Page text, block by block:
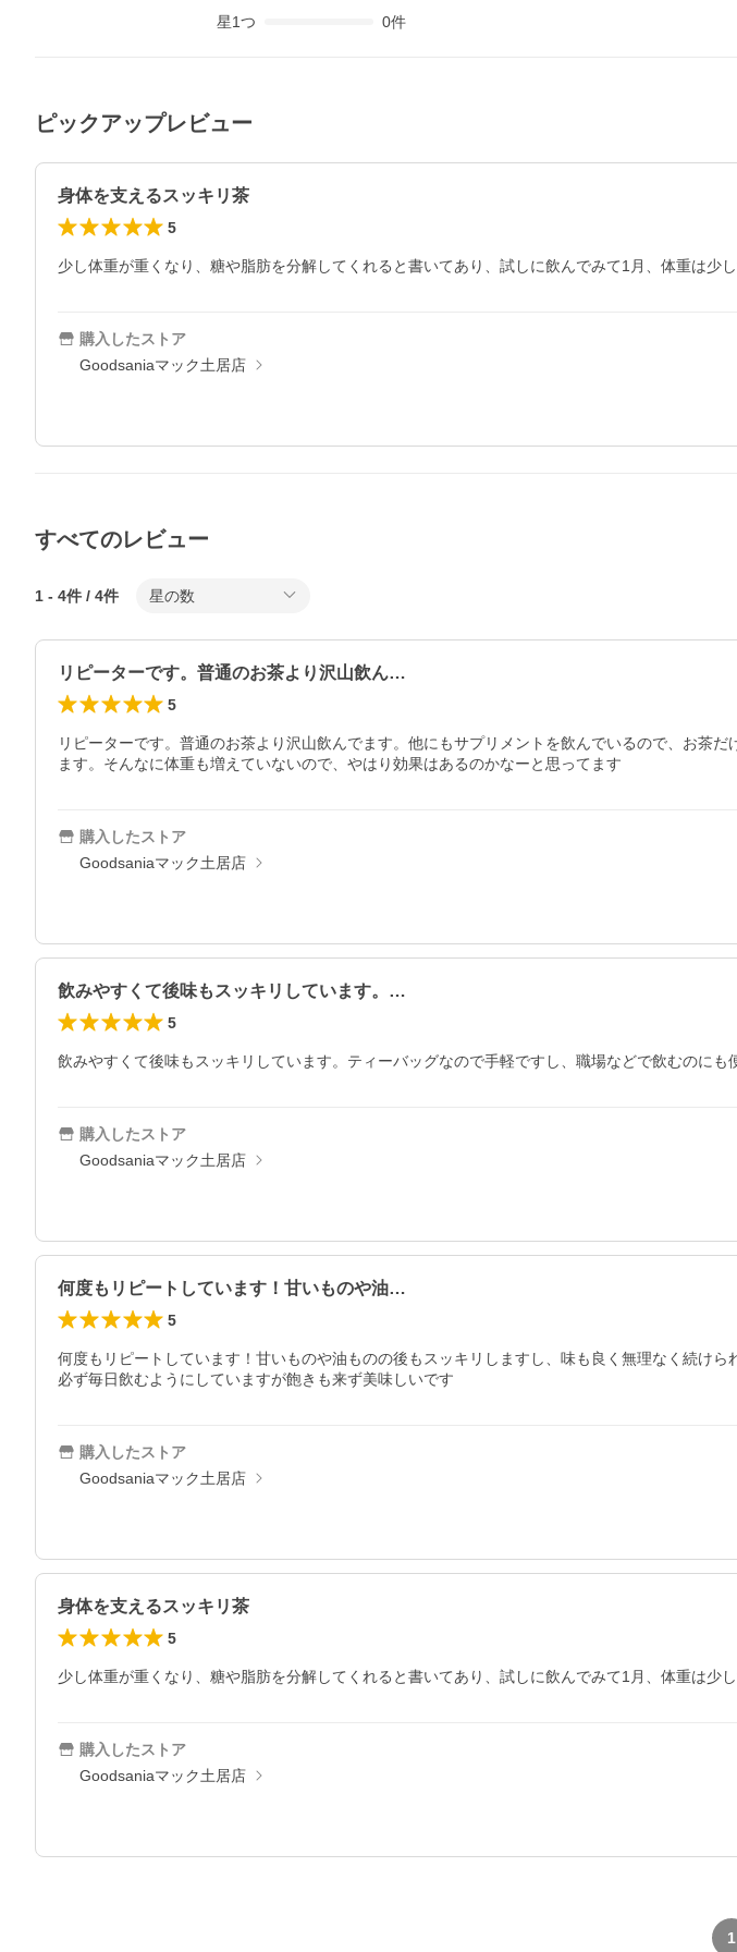
星1つ 0件
ピックアップレビュー
身体を支えるスッキリ茶
5
少し体重が重くなり、糖や脂肪を分解してくれると書いてあり、試しに飲んでみて1月、体重は少
購入したストア
Goodsaniaマック土居店
すべてのレビュー
1 - 4件 / 4件 星の数
リピーターです。普通のお茶より沢山飲ん…
5
リピーターです。普通のお茶より沢山飲んでます。他にもサプリメントを飲んでいるので、お茶
ます。そんなに体重も増えていないので、やはり効果はあるのかなーと思ってます
購入したストア
Goodsaniaマック土居店
飲みやすくて後味もスッキリしています。…
5
飲みやすくて後味もスッキリしています。ティーバッグなので手軽ですし、職場などで飲むのに
購入したストア
Goodsaniaマック土居店
何度もリピートしています！甘いものや油…
5
何度もリピートしています！甘いものや油ものの後もスッキリしますし、味も良く無理なく続けら
必ず毎日飲むようにしていますが飽きも来ず美味しいです
購入したストア
Goodsaniaマック土居店
身体を支えるスッキリ茶
5
少し体重が重くなり、糖や脂肪を分解してくれると書いてあり、試しに飲んでみて1月、体重は少
購入したストア
Goodsaniaマック土居店
1